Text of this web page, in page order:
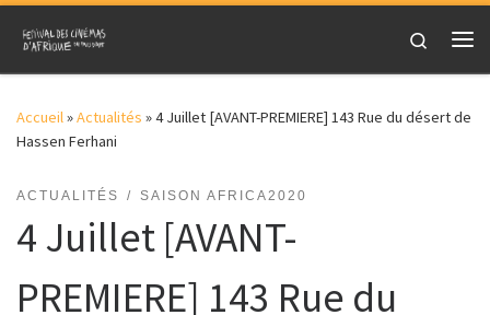
Skip to content
Search
Accueil»Actualités »4 Juillet [AVANT-PREMIERE] 143 Rue du désert de
Hassen Ferhani
ACTUALITÉS SAISON AFRICA2020
4 Juillet [AVANT-
PREMIERE] 143 Rue du